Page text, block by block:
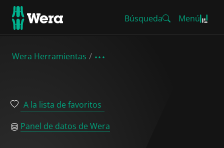
Búsqueda Menú
Wera Herramientas
A la lista de favoritos
Panel de datos de Wera